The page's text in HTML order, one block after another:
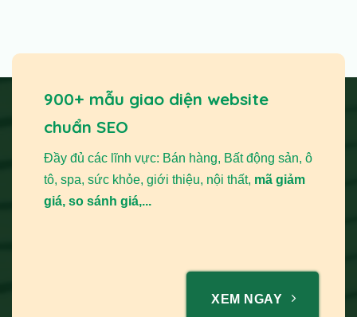
900+ mẫu giao diện website
chuẩn SEO
Đầy đủ các lĩnh vực: Bán hàng, Bất động sản, ô
tô, spa, sức khỏe, giới thiệu, nội thất, mã giảm
giá, so sánh giá,...
XEM NGAY